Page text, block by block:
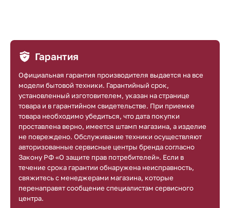
Гарантия
Официальная гарантия производителя выдается на все
модели бытовой техники. Гарантийный срок,
установленный изготовителем, указан на странице
товара и в гарантийном свидетельстве. При приемке
товара необходимо убедиться, что дата покупки
проставлена верно, имеется штамп магазина, а изделие
не повреждено. Обслуживание техники осуществляют
авторизованные сервисные центры бренда согласно
Закону РФ «О защите прав потребителей». Если в
течение срока гарантии обнаружена неисправность,
свяжитесь с менеджерами магазина, которые
перенаправят сообщение специалистам сервисного
центра.